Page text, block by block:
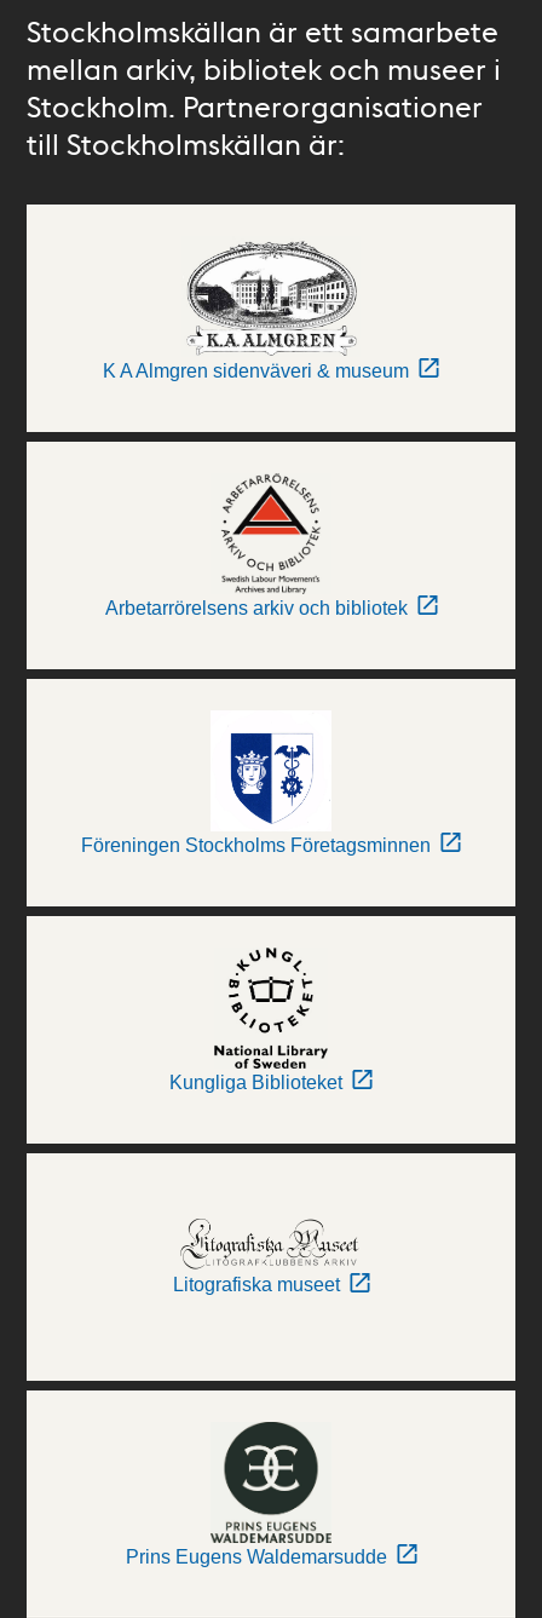
Stockholmskällan är ett samarbete
mellan arkiv, bibliotek och museer i
Stockholm. Partnerorganisationer
till Stockholmskällan är:
K A Almgren sidenväveri & museum
Arbetarrörelsens arkiv och bibliotek
Föreningen Stockholms Företagsminnen
Kungliga Biblioteket
Litografiska museet
Prins Eugens Waldemarsudde